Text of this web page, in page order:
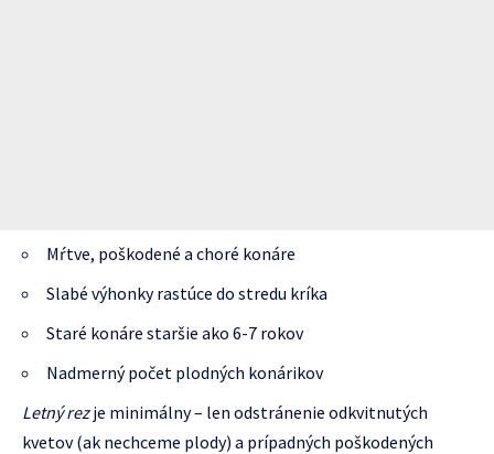
Mŕtve, poškodené a choré konáre
Slabé výhonky rastúce do stredu kríka
Staré konáre staršie ako 6-7 rokov
Nadmerný počet plodných konárikov
Letný rezje minimálny – len odstránenie odkvitnutých
kvetov (ak nechceme plody) a prípadných poškodených